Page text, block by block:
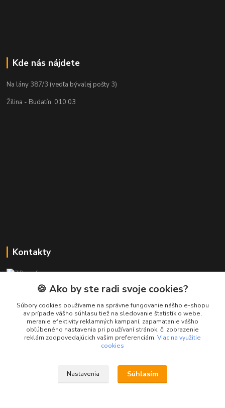
Kde nás nájdete
Na lány 387/3 (vedľa bývalej pošty 3)
Žilina - Budatín, 010 03
Kontakty
+421 911 010 560
Po-Pia, 13-17 hod.
info@presmartfon.sk
🍪 Ako by ste radi svoje cookies?
Súbory cookies používame na správne fungovanie nášho e-shopu
av prípade vášho súhlasu tiež na sledovanie štatistík o webe,
meranie efektivity reklamných kampaní, zapamätanie vášho
obľúbeného nastavenia pri používaní stránok, či zobrazenie
reklám zodpovedajúcich vašim preferenciám. Viac na využitie
cookies
Nastavenia Súhlasím